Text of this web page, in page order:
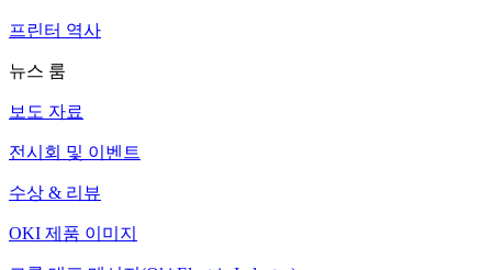
프린터 역사
뉴스 룸
보도 자료
전시회 및 이벤트
수상 & 리뷰
OKI 제품 이미지